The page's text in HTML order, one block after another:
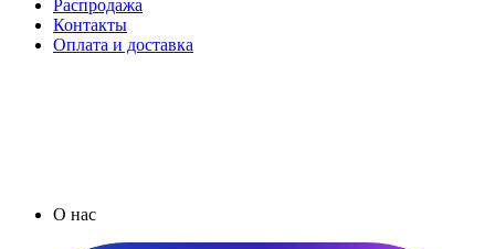
Распродажа
Контакты
Оплата и доставка
О нас